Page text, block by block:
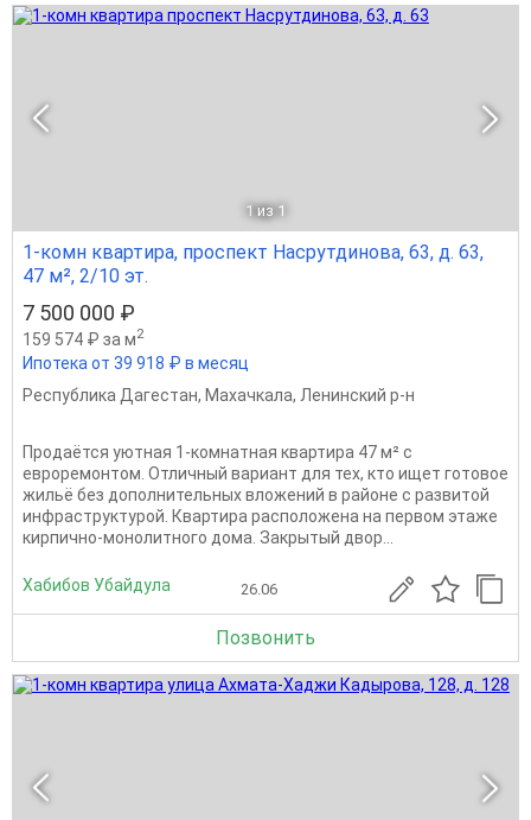
1 из 1
1-комн квартира, проспект Насрутдинова, 63, д. 63,
47 м², 2/10 эт.
7 500 000 ₽
159 574 ₽ за м2
Ипотека от 39 918 ₽ в месяц
Республика Дагестан, Махачкала, Ленинский р-н
Продаётся уютная 1-комнатная квартира 47 м² с
евроремонтом. Отличный вариант для тех, кто ищет готовое
жильё без дополнительных вложений в районе с развитой
инфраструктурой. Квартира расположена на первом этаже
кирпично-монолитного дома. Закрытый двор...
Хабибов Убайдула 26.06
Позвонить